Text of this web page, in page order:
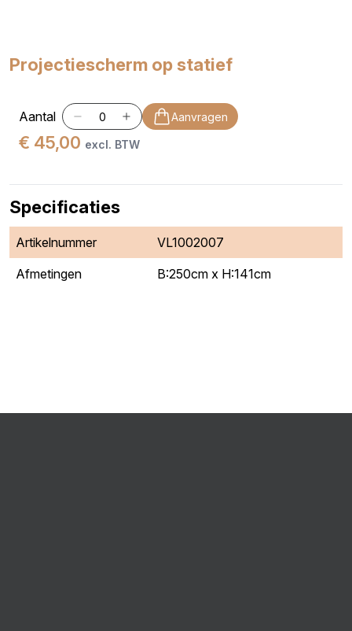
Projectiescherm op statief
Aantal Aanvragen
€ 45,00 excl. BTW
Specificaties
Artikelnummer
VL1002007
Afmetingen
B:250cm x H:141cm